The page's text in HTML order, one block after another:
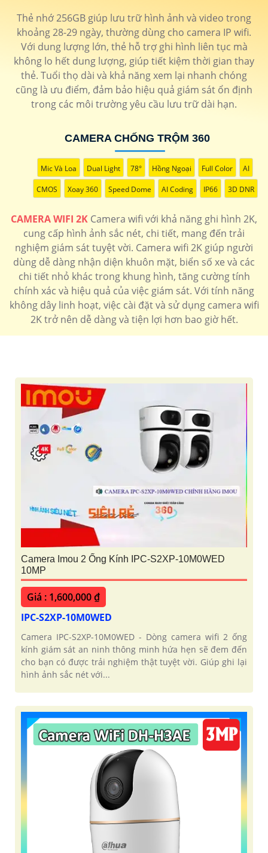
'
Thẻ nhớ 256GB giúp lưu trữ hình ảnh và video trong
khoảng 28-29 ngày, thường dùng cho camera IP wifi.
Với dung lượng lớn, thẻ hỗ trợ ghi hình liên tục mà
không lo hết dung lượng, giúp tiết kiệm thời gian thay
thẻ. Tuổi thọ dài và khả năng xem lại nhanh chóng
cũng là ưu điểm, đảm bảo hiệu quả giám sát ổn định
trong các môi trường yêu cầu lưu trữ dài hạn.
CAMERA CHỐNG TRỘM 360
Mic Và Loa Dual Light 78° Hồng Ngoại Full Color AI
CMOS Xoay 360 Speed Dome AI Coding IP66 3D DNR
CAMERA WIFI 2K Camera wifi với khả năng ghi hình 2K,
cung cấp hình ảnh sắc nét, chi tiết, mang đến trải
nghiệm giám sát tuyệt vời. Camera wifi 2K giúp người
dùng dễ dàng nhận diện khuôn mặt, biển số xe và các
chi tiết nhỏ khác trong khung hình, tăng cường tính
chính xác và hiệu quả của việc giám sát. Với tính năng
không dây linh hoạt, việc cài đặt và sử dụng camera wifi
2K trở nên dễ dàng và tiện lợi hơn bao giờ hết.
Camera Imou 2 Ống Kính IPC-S2XP-10M0WED
10MP
Giá : 1,600,000 ₫
IPC-S2XP-10M0WED
Camera IPC-S2XP-10M0WED - Dòng camera wifi 2 ống
kính giám sát an ninh thông minh hứa hẹn sẽ đem đến
cho bạn có được trải nghiệm thật tuyệt vời. Giúp ghi lại
hình ảnh sắc nét với...